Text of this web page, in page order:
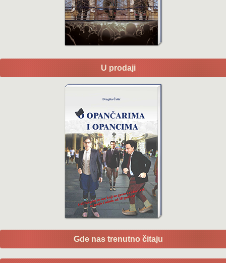
U prodaji
Gde nas trenutno čitaju